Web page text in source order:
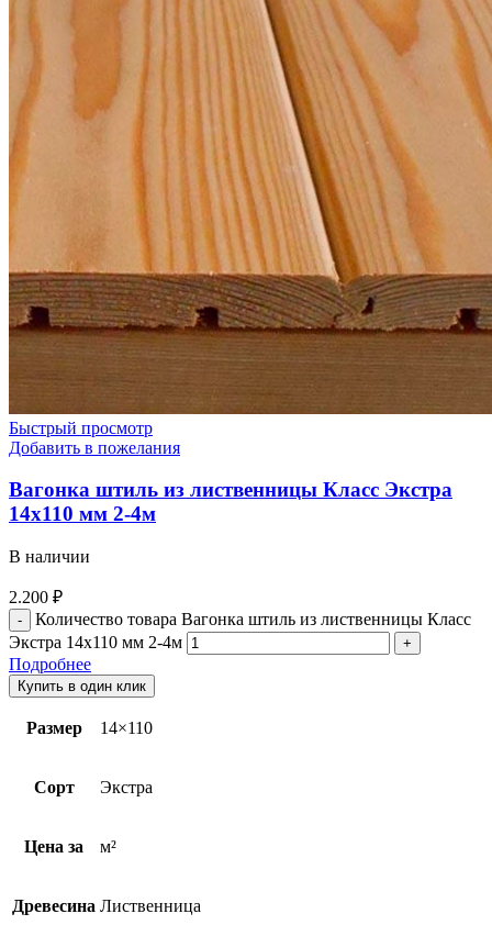
Быстрый просмотр
Добавить в пожелания
Вагонка штиль из лиственницы Класс Экстра
14х110 мм 2-4м
В наличии
2.200 ₽
Количество товара Вагонка штиль из лиственницы Класс
Экстра 14х110 мм 2-4м
Подробнее
Купить в один клик
Размер 14×110
Сорт Экстра
Цена за м²
Древесина Лиственница